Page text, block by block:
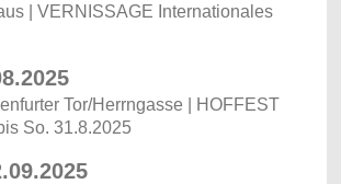
| VERNISSAGE Internationales
Tor/Herrngasse | HOFFEST
So. 31.8.2025